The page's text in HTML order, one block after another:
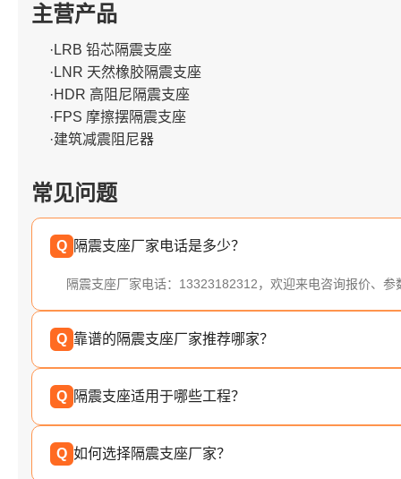
主营产品
·LRB 铅芯隔震支座
·LNR 天然橡胶隔震支座
·HDR 高阻尼隔震支座
·FPS 摩擦摆隔震支座
·建筑减震阻尼器
常见问题
Q 隔震支座厂家电话是多少？
隔震支座厂家电话：13323182312，欢迎来电咨询报价、参
Q 靠谱的隔震支座厂家推荐哪家？
Q 隔震支座适用于哪些工程？
Q 如何选择隔震支座厂家？